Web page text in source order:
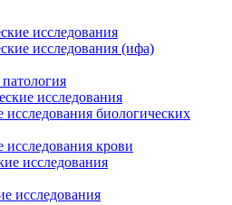
исследования
исследования (ифа)
исследования
биологических
крови
исследования
исследования